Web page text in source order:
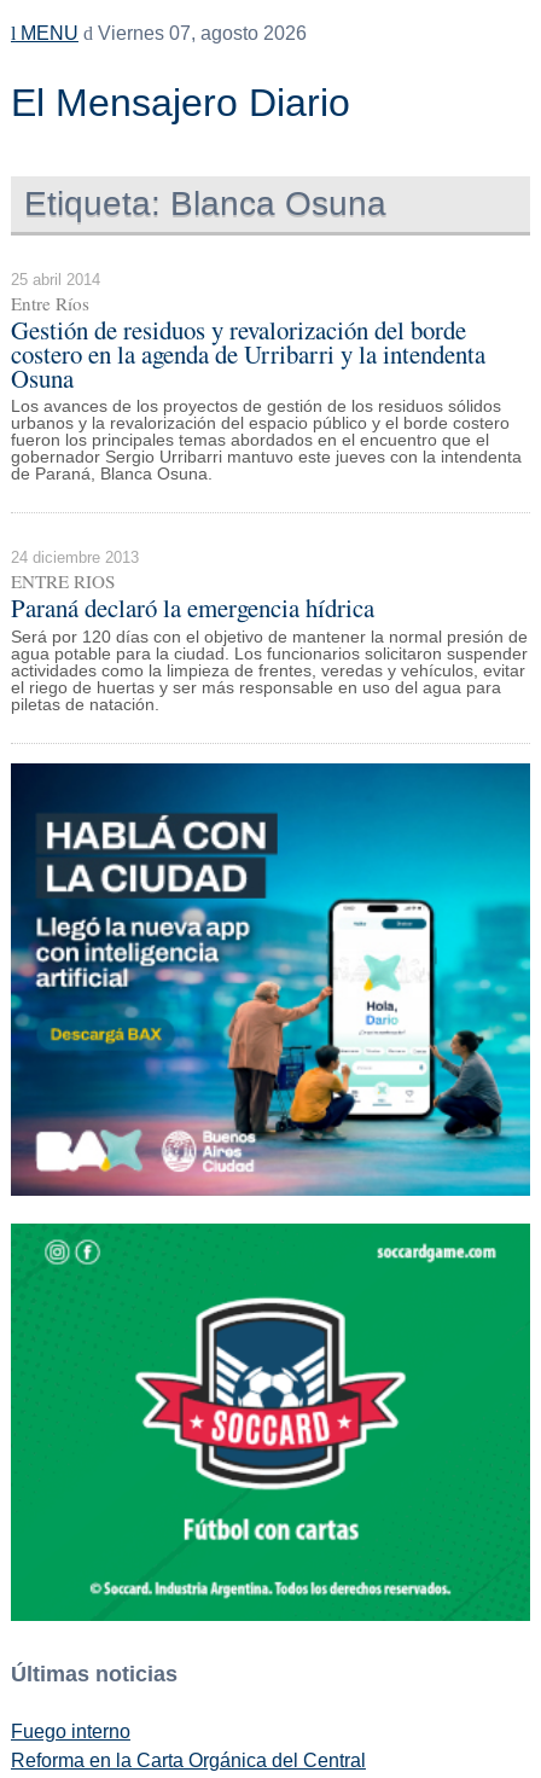
MENU Viernes 07, agosto 2026
El Mensajero Diario
Etiqueta: Blanca Osuna
25 abril 2014
Entre Ríos
Gestión de residuos y revalorización del borde
costero en la agenda de Urribarri y la intendenta
Osuna
Los avances de los proyectos de gestión de los residuos sólidos
urbanos y la revalorización del espacio público y el borde costero
fueron los principales temas abordados en el encuentro que el
gobernador Sergio Urribarri mantuvo este jueves con la intendenta
de Paraná, Blanca Osuna.
24 diciembre 2013
ENTRE RIOS
Paraná declaró la emergencia hídrica
Será por 120 días con el objetivo de mantener la normal presión de
agua potable para la ciudad. Los funcionarios solicitaron suspender
actividades como la limpieza de frentes, veredas y vehículos, evitar
el riego de huertas y ser más responsable en uso del agua para
piletas de natación.
Últimas noticias
Fuego interno
Reforma en la Carta Orgánica del Central